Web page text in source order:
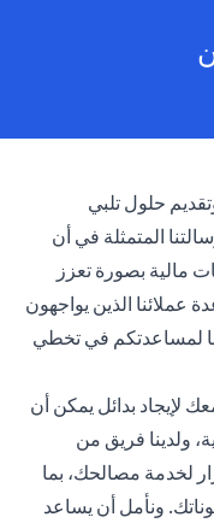
حلول تلبي
المتمثلة في أن
مالية بصورة تعزز
عملائنا الذين يواجهون
لمساعدتكم في تخطي
لإيجاد بدائل يمكن أن
ولدينا فريق من
لخدمة مصالحك، بما
ونأمل أن يساعد